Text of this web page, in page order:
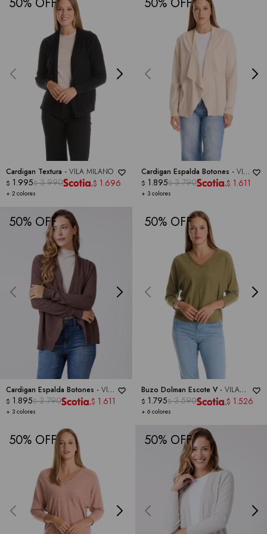
Cardigan Textura - VILA MILANO
+ 2 colores
$ 1.995$ 3.990 $ 1.696
Cardigan Espalda Botones - VILA
MILANO
+ 3 colores
$ 1.895$ 3.790 $ 1.611
50
Cardigan Espalda Botones - VILA
MILANO
+ 3 colores
$ 1.895$ 3.790 $ 1.611
50
Buzo Dolman Escote V - VILA
MILANO
+ 6 colores
$ 1.795$ 3.590 $ 1.526
50 50